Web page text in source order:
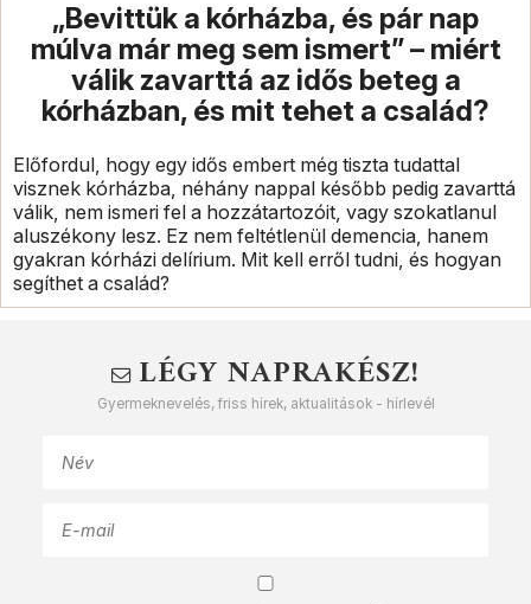
„Bevittük a kórházba, és pár nap
múlva már meg sem ismert” – miért
válik zavarttá az idős beteg a
kórházban, és mit tehet a család?
Előfordul, hogy egy idős embert még tiszta tudattal
visznek kórházba, néhány nappal később pedig zavarttá
válik, nem ismeri fel a hozzátartozóit, vagy szokatlanul
aluszékony lesz. Ez nem feltétlenül demencia, hanem
gyakran kórházi delírium. Mit kell erről tudni, és hogyan
segíthet a család?
LÉGY NAPRAKÉSZ!
Gyermeknevelés, friss hírek, aktualitások - hírlevél